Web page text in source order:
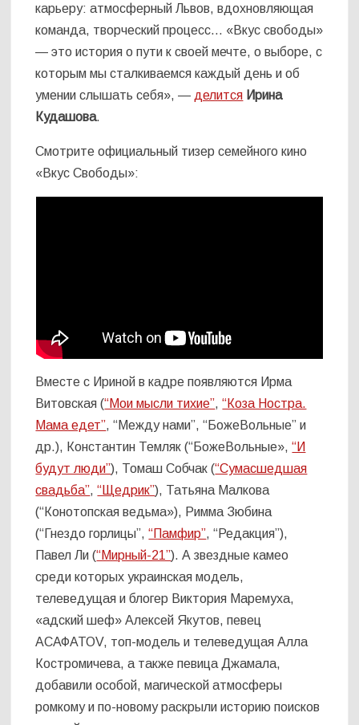
карьеру: атмосферный Львов, вдохновляющая
команда, творческий процесс… «Вкус свободы»
— это история о пути к своей мечте, о выборе, с
которым мы сталкиваемся каждый день и об
умении слышать себя», — делится Ирина
Кудашова.
Смотрите официальный тизер семейного кино
«Вкус Свободы»:
Вместе с Ириной в кадре появляются Ирма
Витовская (“Мои мысли тихие”,“Коза Ностра.
Мама едет”, “Между нами”, “БожеВольные” и
др.), Константин Темляк (“БожеВольные»,“И
будут люди”), Томаш Собчак (“Сумасшедшая
свадьба”,“Щедрик”), Татьяна Малкова
(“Конотопская ведьма»), Римма Зюбина
(“Гнездо горлицы”,“Памфир”, “Редакция”),
Павел Ли (“Мирный-21”). А звездные камео
среди которых украинская модель,
телеведущая и блогер Виктория Маремуха,
«адский шеф» Алексей Якутов, певец
АСАФАТОV, топ-модель и телеведущая Алла
Костромичева, а также певица Джамала,
добавили особой, магической атмосферы
ромкому и по-новому раскрыли историю поисков